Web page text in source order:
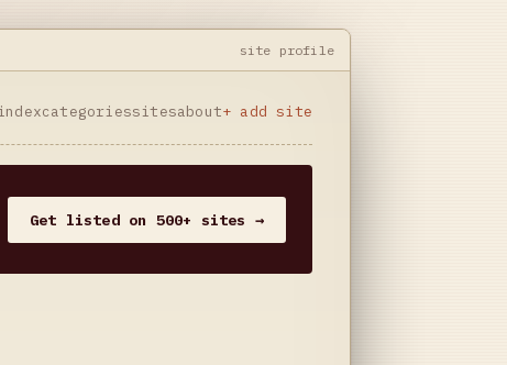
site profile
categoriessitesabout+ add site
Get listed on 500+ sites →